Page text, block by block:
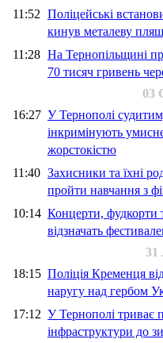
11:52 Поліцейські
кинув металеву
11:28 На Тернопільщині
70 тисяч гривень
03
16:27 У Тернополі
інкримінують
жорстокістю
11:40 Захисники та їхні
пройти навчання з
10:14 Концерти, фудкорти
відзначать
18:15 Поліція Кременця
наругу над гербом
17:12 У Тернополі триває
інфраструктури до